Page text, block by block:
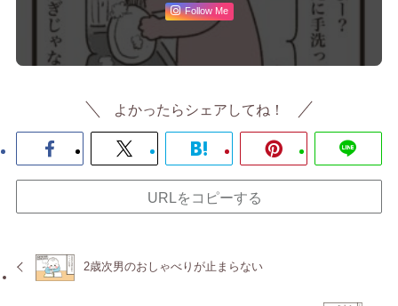
Follow Me
よかったらシェアしてね！
URLをコピーする
2歳次男のおしゃべりが止まらない